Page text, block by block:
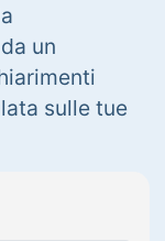
un
sulle tue